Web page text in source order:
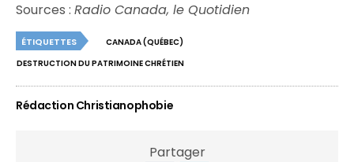
Sources :Radio Canada, le Quotidien
ÉTIQUETTES
CANADA (QUÉBEC)
DESTRUCTION DU PATRIMOINE CHRÉTIEN
Rédaction Christianophobie
Partager